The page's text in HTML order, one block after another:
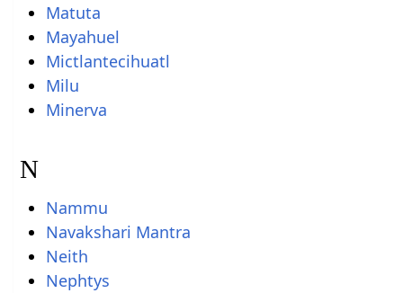
Matuta
Mayahuel
Mictlantecihuatl
Milu
Minerva
N
Nammu
Navakshari Mantra
Neith
Nephtys